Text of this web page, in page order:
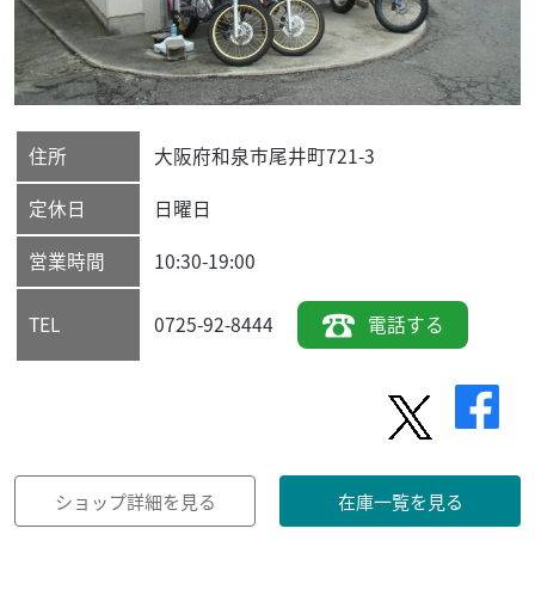
住所 大阪府和泉市尾井町721-3
定休日
日曜日
営業時間
10:30-19:00
TEL 0725-92-8444 電話する
ショップ詳細を見る 在庫一覧を見る